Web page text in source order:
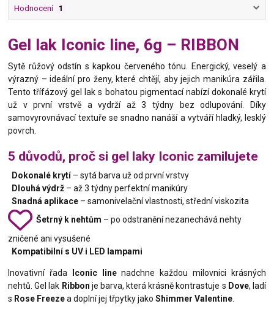
Hodnocení 1
Gel lak Iconic line, 6g – RIBBON
Sytě růžový odstín s kapkou červeného tónu. Energický, veselý a
výrazný – ideální pro ženy, které chtějí, aby jejich manikúra zářila.
Tento třífázový gel lak s bohatou pigmentací nabízí dokonalé krytí
už v první vrstvě a vydrží až 3 týdny bez odlupování. Díky
samovyrovnávací textuře se snadno nanáší a vytváří hladký, lesklý
povrch.
5 důvodů, proč si gel laky Iconic zamilujete
Dokonalé krytí– sytá barva už od první vrstvy
Dlouhá výdrž – až 3 týdny perfektní manikúry
Snadná aplikace – samonivelační vlastnosti, střední viskozita
Šetrný k nehtům – po odstranění nezanechává nehty
zničené ani vysušené
Kompatibilní s UV i LED lampami
Inovativní řada Iconic linenadchne každou milovnici krásných
nehtů. Gel lak Ribbon je barva, která krásně kontrastuje s Dove, ladí
s Rose Freezea doplní jej třpytky jakoShimmer Valentine.